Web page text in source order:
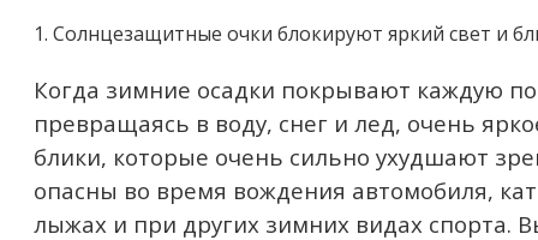
1. Солнцезащитные очки блокируют яркий свет и
Когда зимние осадки покрывают каждую
превращаясь в воду, снег и лед, очень
блики, которые очень сильно ухудшают
опасны во время вождения автомобиля,
лыжах и при других зимних видах спорта.